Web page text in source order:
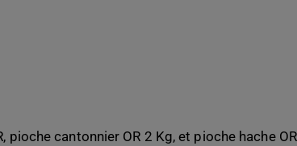
cantonnier OR 2 Kg, et pioche hache